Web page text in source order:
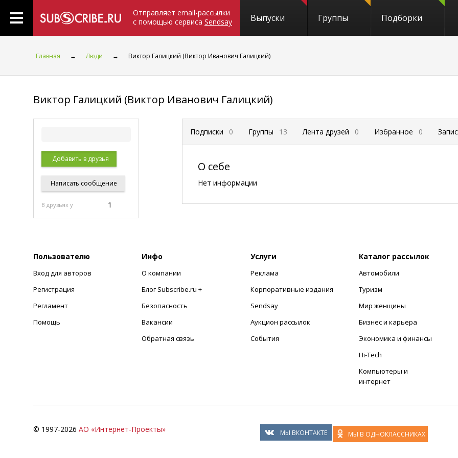
Отправляет email-рассылки
с помощью сервиса Sendsay Выпуски Группы Подборки
Главная → Люди → Виктор Галицкий (Виктор Иванович Галицкий)
Виктор Галицкий (Виктор Иванович Галицкий)
Добавить в друзья
Написать сообщение
В друзьях у 1
Подписки 0 Группы 13 Лента друзей 0 Избранное 0
О себе
Нет информации
Пользователю
Вход для авторов
Регистрация
Регламент
Помощь
Инфо
О компании
Блог Subscribe.ru +
Безопасность
Вакансии
Обратная связь
Услуги
Реклама
Корпоративные издания
Sendsay
Аукцион рассылок
События
Каталог рассылок
Автомобили
Туризм
Мир женщины
Бизнес и карьера
Экономика и финансы
Hi-Tech
Компьютеры и
интернет
© 1997-2026 АО «Интернет-Проекты» МЫ ВКОНТАКТЕ МЫ В ОДНОКЛАССНИКАХ